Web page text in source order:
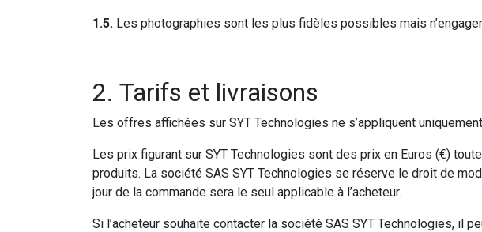
1.5. Les photographies sont les plus fidèles possibles mais
2. Tarifs et livraisons
Les offres affichées sur SYT Technologies ne s’appliquent
Les prix figurant sur SYT Technologies sont des prix en Euros (€)
produits. La société SAS SYT Technologies se réserve le droit de
jour de la commande sera le seul applicable à l’acheteur.
Si l’acheteur souhaite contacter la société SAS SYT Technologies, il